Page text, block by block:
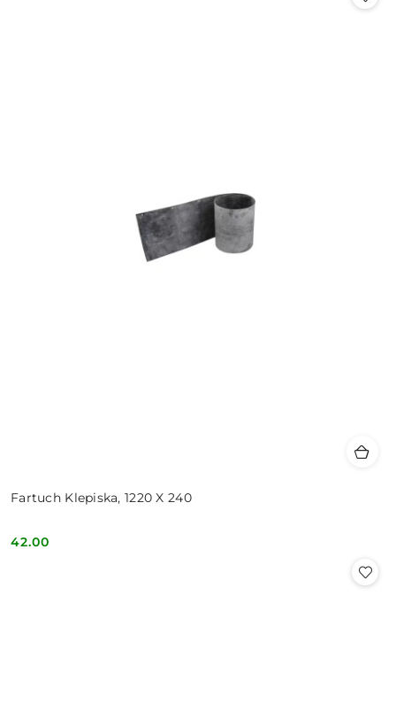
Fartuch Klepiska, 1220 X 240
Cena:
42.00